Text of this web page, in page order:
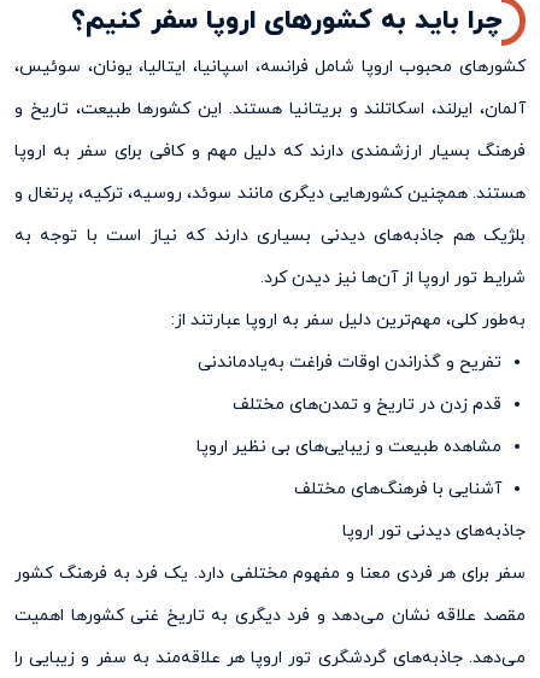
چرا باید به کشورهای اروپا سفر کنیم؟
کشورهای محبوب اروپا شامل فرانسه، اسپانیا، ایتالیا، یونان، سوئیس،
آلمان، ایرلند، اسکاتلند و بریتانیا هستند. این کشورها طبیعت، تاریخ و
فرهنگ بسیار ارزشمندی دارند که دلیل مهم و کافی برای سفر به اروپا
هستند. همچنین کشور‌هایی دیگری مانند سوئد، روسیه، ترکیه، پرتغال و
بلژیک هم جاذبه‌های دیدنی بسیاری دارند که نیاز است با توجه به
شرایط تور اروپا از آن‌ها نیز دیدن کرد.
به‌طور کلی، مهم‌ترین دلیل سفر به اروپا عبارتند از:
تفریح و گذراندن اوقات فراغت به‌یادماندنی
قدم زدن در تاریخ و تمدن‌های مختلف
مشاهده طبیعت و زیبایی‌های بی نظیر اروپا
آشنایی با فرهنگ‌های مختلف
جاذبه‌های دیدنی تور اروپا
سفر برای هر فردی معنا و مفهوم مختلفی دارد. یک فرد به فرهنگ کشور
مقصد علاقه نشان می‌دهد و فرد دیگری به تاریخ غنی کشور‌ها اهمیت
می‌دهد. جاذبه‌های گردشگری تور اروپا هر علاقه‌مند به سفر و زیبایی را